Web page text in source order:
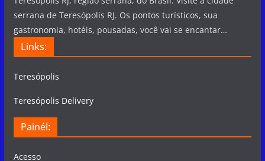
serrana de Teresópolis RJ. Os pontos turísticos, sua
gastronomia, hotéis, pousadas, você vai se encantar…
Links:
Teresópolis
Teresópolis Delivery
Painél:
Acesso